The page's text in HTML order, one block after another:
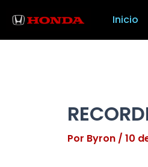
Inicio
Por Byron / 10